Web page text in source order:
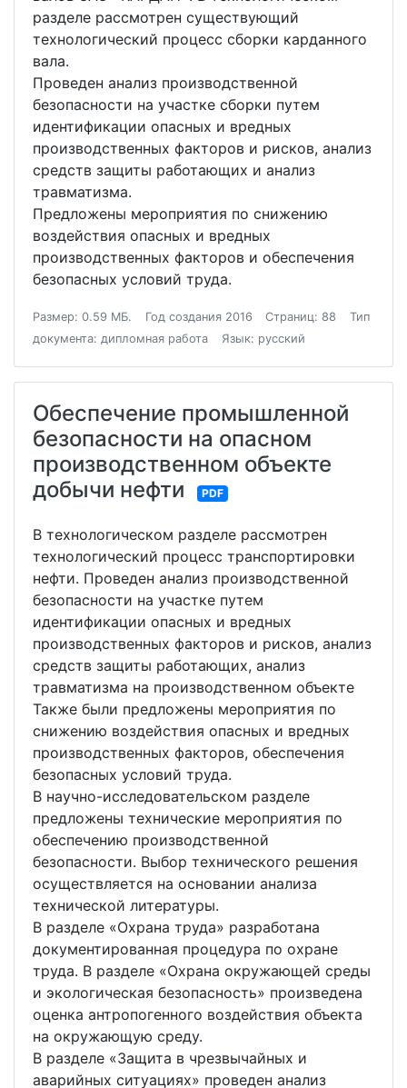
разделе рассмотрен существующий
технологический процесс сборки карданного
вала.
Проведен анализ производственной
безопасности на участке сборки путем
идентификации опасных и вредных
производственных факторов и рисков, анализ
средств защиты работающих и анализ
травматизма.
Предложены мероприятия по снижению
воздействия опасных и вредных
производственных факторов и обеспечения
безопасных условий труда.
Размер: 0.59 МБ. Год создания 2016 Страниц: 88
Тип
документа: дипломная работа
Язык: русский
Обеспечение промышленной
безопасности на опасном
производственном объекте
добычи нефти
PDF
В технологическом разделе рассмотрен
технологический процесс транспортировки
нефти. Проведен анализ производственной
безопасности на участке путем
идентификации опасных и вредных
производственных факторов и рисков, анализ
средств защиты работающих, анализ
травматизма на производственном объекте
Также были предложены мероприятия по
снижению воздействия опасных и вредных
производственных факторов, обеспечения
безопасных условий труда.
В научно-исследовательском разделе
предложены технические мероприятия по
обеспечению производственной
безопасности. Выбор технического решения
осуществляется на основании анализа
технической литературы.
В разделе «Охрана труда» разработана
документированная процедура по охране
труда. В разделе «Охрана окружающей среды
и экологическая безопасность» произведена
оценка антропогенного воздействия объекта
на окружающую среду.
В разделе «Защита в чрезвычайных и
аварийных ситуациях» проведен анализ